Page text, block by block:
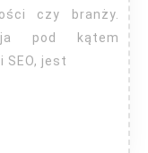
czy branży.
pod kątem
jest